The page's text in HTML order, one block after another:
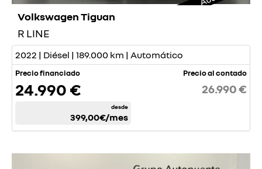
Volkswagen Tiguan
R LINE
2022 | Diésel | 189.000 km | Automático
Precio financiado
24.990 €
desde
399,00€/mes
Precio al contado
26.990 €